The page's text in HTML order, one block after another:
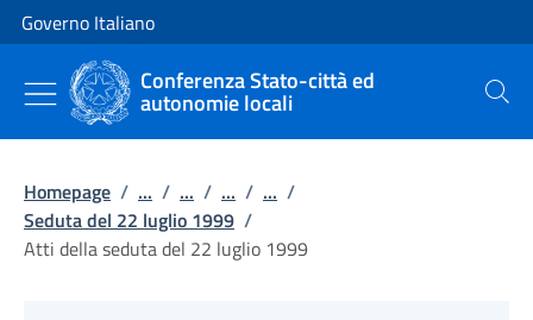
Vai al contenuto
Vai alla navigazione del sito
Governo Italiano
Conferenza Stato-città ed
autonomie locali Cerca
Homepage / ... / ... / ... / ... /
Seduta del 22 luglio 1999 /
Atti della seduta del 22 luglio 1999